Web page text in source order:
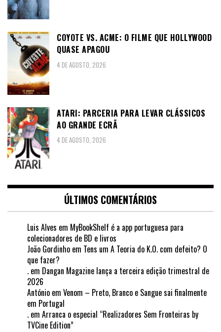
COYOTE VS. ACME: O FILME QUE HOLLYWOOD
QUASE APAGOU
4 DE AGOSTO, 2026
ATARI: PARCERIA PARA LEVAR CLÁSSICOS
AO GRANDE ECRÃ
4 DE AGOSTO, 2026
ÚLTIMOS COMENTÁRIOS
Luis Alves em MyBookShelf é a app portuguesa para
colecionadores de BD e livros
João Gordinho em Tens um A Teoria do K.O. com defeito? O
que fazer?
. em Dangan Magazine lança a terceira edição trimestral de
2026
António em Venom – Preto, Branco e Sangue sai finalmente
em Portugal
. em Arranca o especial “Realizadores Sem Fronteiras by
TVCine Edition”